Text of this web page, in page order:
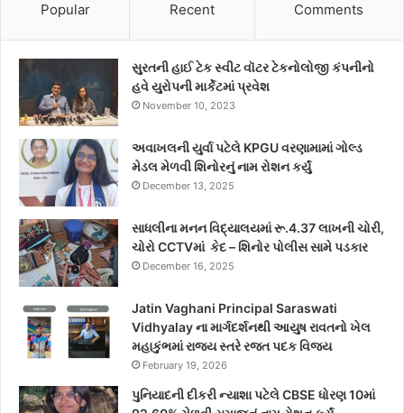
Popular Recent Comments
સુરતની હાઈ ટેક સ્વીટ વૉટર ટેકનોલોજી કંપનીનો
હવે યુરોપની માર્કેટમાં પ્રવેશ
November 10, 2023
અવાખલની યુર્વા પટેલે KPGU વરણામામાં ગોલ્ડ
મેડલ મેળવી શિનોરનું નામ રોશન કર્યું
December 13, 2025
સાધલીના મનન વિદ્યાલયમાં રૂ.4.37 લાખની ચોરી,
ચોરો CCTVમાં કેદ – શિનોર પોલીસ સામે પડકાર
December 16, 2025
Jatin Vaghani Principal Saraswati
Vidhyalay ના માર્ગદર્શનથી આયુષ રાવતનો ખેલ
મહાકુંભમાં રાજ્ય સ્તરે રજત પદક વિજય
February 19, 2026
પુનિયાદની દીકરી ન્યાશા પટેલે CBSE ધોરણ 10માં